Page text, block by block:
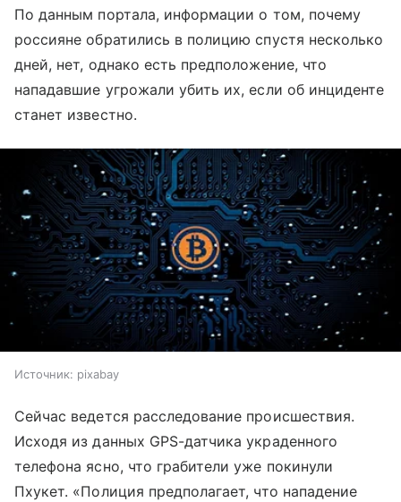
По данным портала, информации о том, почему
россияне обратились в полицию спустя несколько
дней, нет, однако есть предположение, что
нападавшие угрожали убить их, если об инциденте
станет известно.
Источник: pixabay
Сейчас ведется расследование происшествия.
Исходя из данных GPS-датчика украденного
телефона ясно, что грабители уже покинули
Пхукет. «Полиция предполагает, что нападение